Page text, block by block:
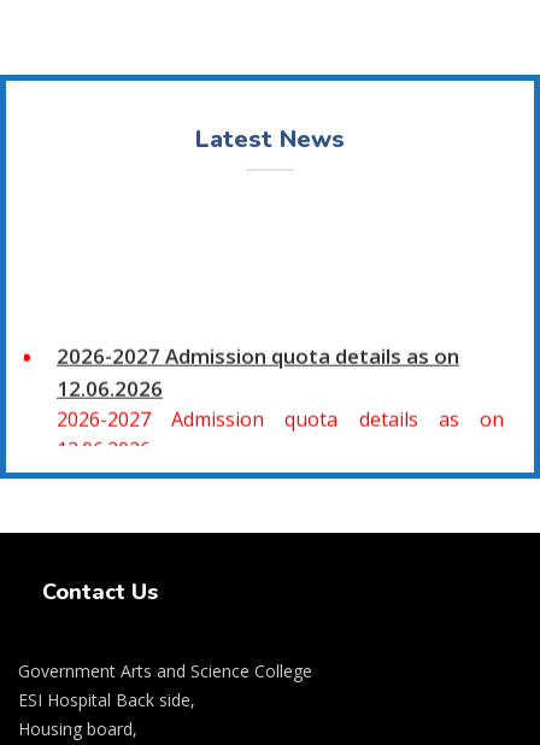
Latest News
2026-2027 Admission quota details as on
12.06.2026
2026-2027 Admission quota details as on
12.06.2026
08.06.2026 அன்று B.Sc., கணிதம், B.Sc., கணினி
விலங்கியல் ஆகிய அறிவியல் பாடப்பிரிவுகளுக்கும்,
09.06.2026 அன்று B.Com., வணிகவியல், B.B.A.,
வணிக நிர்வாகவியல், B.A., பொருளியல், B.A., வரலாறு
Contact Us
Government Arts and Science College
ESI Hospital Back side,
Housing board,